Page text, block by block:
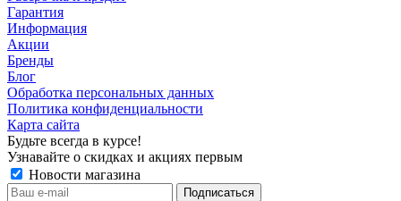
Гарантия
Информация
Акции
Бренды
Блог
Обработка персональных данных
Политика конфиденциальности
Карта сайта
Будьте всегда в курсе!
Узнавайте о скидках и акциях первым
Новости магазина